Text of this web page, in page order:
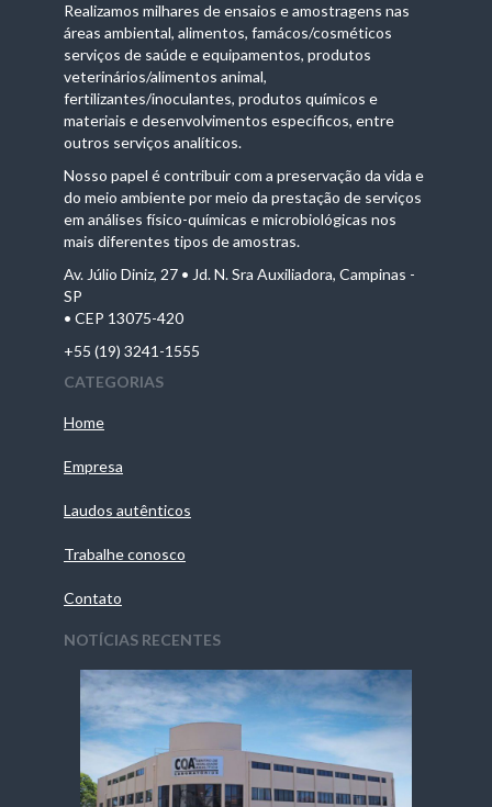
Realizamos milhares de ensaios e amostragens nas
áreas ambiental, alimentos, famácos/cosméticos
serviços de saúde e equipamentos, produtos
veterinários/alimentos animal,
fertilizantes/inoculantes, produtos químicos e
materiais e desenvolvimentos específicos, entre
outros serviços analíticos.
Nosso papel é contribuir com a preservação da vida e
do meio ambiente por meio da prestação de serviços
em análises físico-químicas e microbiológicas nos
mais diferentes tipos de amostras.
Av. Júlio Diniz, 27 • Jd. N. Sra Auxiliadora, Campinas -
SP
• CEP 13075-420
+55 (19) 3241-1555
CATEGORIAS
Home
Empresa
Laudos autênticos
Trabalhe conosco
Contato
NOTÍCIAS RECENTES